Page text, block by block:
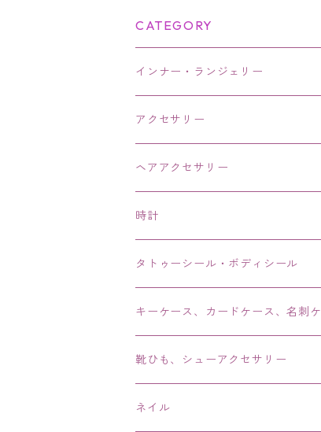
CATEGORY
インナー・ランジェリー
アクセサリー
ネックレス・チョーカー
ピアス・イヤリング・鼻ピアス
リング・指輪
ブレス・バングル・ブレスレット
アンクレット
ヘアアクセサリー
時計
タトゥーシール・ボディシール
キーケース、カードケース、名刺
靴ひも、シューアクセサリー
ネイル